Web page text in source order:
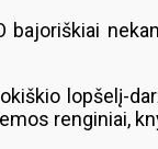
bajoriškiai
lopšelį-
renginiai,